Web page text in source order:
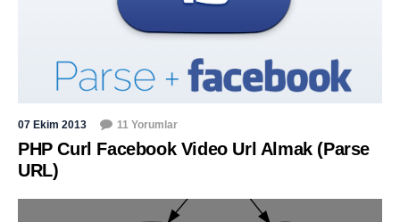
07 Ekim 2013 11 Yorumlar
PHP Curl Facebook Video Url Almak (Parse
URL)